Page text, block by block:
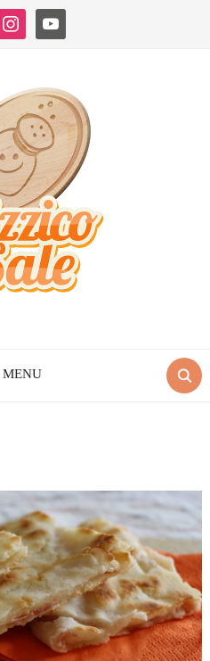
instagram youtube
MENU